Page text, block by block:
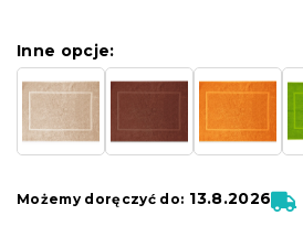
Inne opcje:
Możemy doręczyć do: 13.8.2026